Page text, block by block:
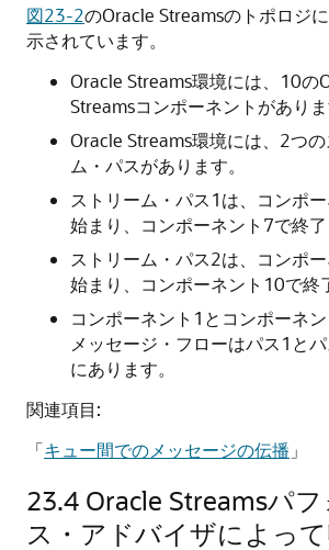
図23-2のOracle Streamsのトポロジ
示されています。
Oracle Streams環境には、10の
Streamsコンポーネントがありま
Oracle Streams環境には、2つ
ム・パスがあります。
ストリーム・パス1は、コンポ
始まり、コンポーネント7で終了
ストリーム・パス2は、コンポ
始まり、コンポーネント10で終
コンポーネント1とコンポーネ
メッセージ・フローはパス1と
にあります。
関連項目:
「キュー間でのメッセージの伝播 」
23.4 Oracle Streamsパ
ス・アドバイザによっ